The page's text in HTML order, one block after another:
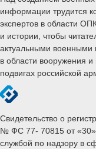
информации трудится
экспертов в области
и истории, чтобы
актуальными военными
в области вооружения
подвигах российской
Свидетельство о
№ ФС 77- 70815 от «30»
службой по надзору в